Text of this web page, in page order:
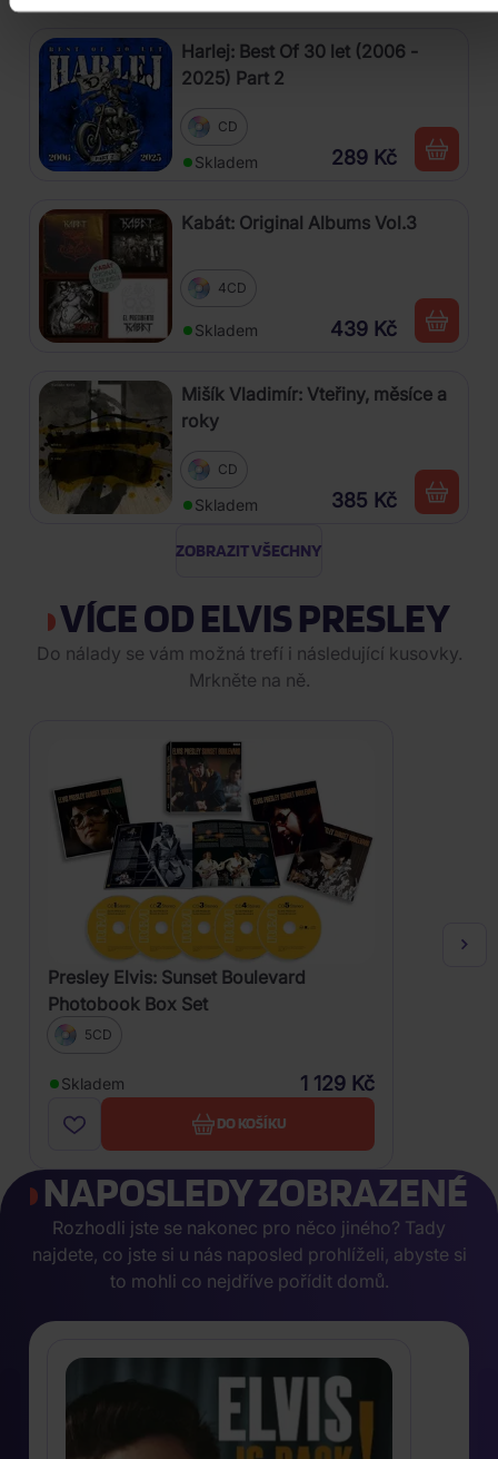
Harlej: Best Of 30 let (2006 -
2025) Part 2
CD
Skladem 289 Kč
Kabát: Original Albums Vol.3
4CD
Skladem 439 Kč
Mišík Vladimír: Vteřiny, měsíce a
roky
CD
Skladem 385 Kč
ZOBRAZIT VŠECHNY
VÍCE OD ELVIS PRESLEY
Do nálady se vám možná trefí i následující kusovky.
Mrkněte na ně.
Presley Elvis: Sunset Boulevard
Photobook Box Set
5CD
Skladem 1 129 Kč
DO KOŠÍKU
NAPOSLEDY ZOBRAZENÉ
Rozhodli jste se nakonec pro něco jiného? Tady
najdete, co jste si u nás naposled prohlíželi, abyste si
to mohli co nejdříve pořídit domů.